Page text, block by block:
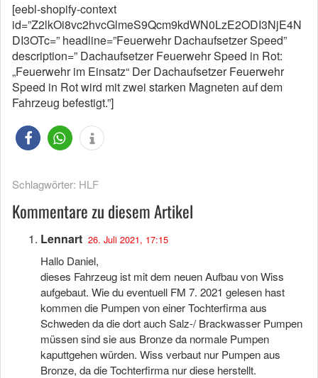
[eebl-shopify-context
id=”Z2lkOi8vc2hvcGlmeS9Qcm9kdWN0LzE2ODI3NjE4N
DI3OTc=” headline=”Feuerwehr Dachaufsetzer Speed”
description=” Dachaufsetzer Feuerwehr Speed in Rot:
„Feuerwehr im Einsatz“ Der Dachaufsetzer Feuerwehr
Speed in Rot wird mit zwei starken Magneten auf dem
Fahrzeug befestigt.”]
Schlagwörter: HLF
Kommentare zu diesem Artikel
Lennart 26. Juli 2021, 17:15
Hallo Daniel,
dieses Fahrzeug ist mit dem neuen Aufbau von Wiss
aufgebaut. Wie du eventuell FM 7. 2021 gelesen hast
kommen die Pumpen von einer Tochterfirma aus
Schweden da die dort auch Salz-/ Brackwasser Pumpen
müssen sind sie aus Bronze da normale Pumpen
kaputtgehen würden. Wiss verbaut nur Pumpen aus
Bronze, da die Tochterfirma nur diese herstellt.